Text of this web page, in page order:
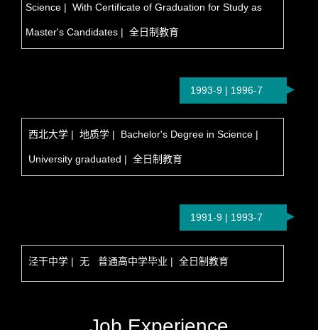
Science | With Certificate of Graduation for Study as
Master's Candidates | 全日制教育
1993-9 | 1996-7
西北大学 | 地质学 | Bachelor's Degree in Science |
University graduated | 全日制教育
1991-9 | 1993-7
泾干中学 | 无 普通高中学毕业 | 全日制教育